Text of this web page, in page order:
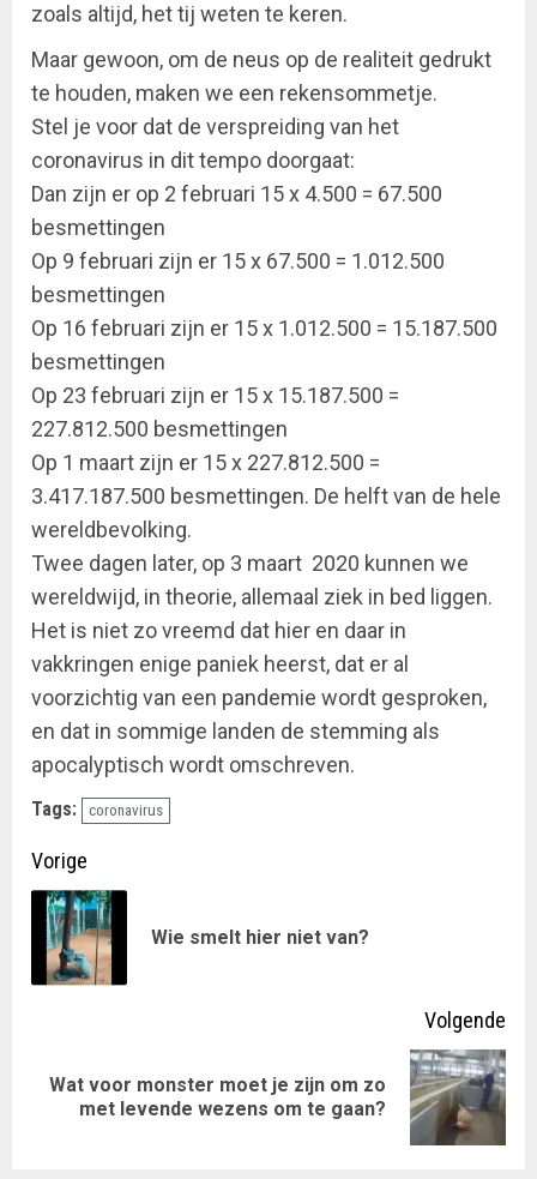
zoals altijd, het tij weten te keren.
Maar gewoon, om de neus op de realiteit gedrukt
te houden, maken we een rekensommetje.
Stel je voor dat de verspreiding van het
coronavirus in dit tempo doorgaat:
Dan zijn er op 2 februari 15 x 4.500 = 67.500
besmettingen
Op 9 februari zijn er 15 x 67.500 = 1.012.500
besmettingen
Op 16 februari zijn er 15 x 1.012.500 = 15.187.500
besmettingen
Op 23 februari zijn er 15 x 15.187.500 =
227.812.500 besmettingen
Op 1 maart zijn er 15 x 227.812.500 =
3.417.187.500 besmettingen. De helft van de hele
wereldbevolking.
Twee dagen later, op 3 maart 2020 kunnen we
wereldwijd, in theorie, allemaal ziek in bed liggen.
Het is niet zo vreemd dat hier en daar in
vakkringen enige paniek heerst, dat er al
voorzichtig van een pandemie wordt gesproken,
en dat in sommige landen de stemming als
apocalyptisch wordt omschreven.
Tags: coronavirus
Doorgaan
met
lezen
Vorige
Wie smelt hier niet van?
Volgende
Volgende
bericht:
Wat voor monster moet je zijn om zo
met levende wezens om te gaan?